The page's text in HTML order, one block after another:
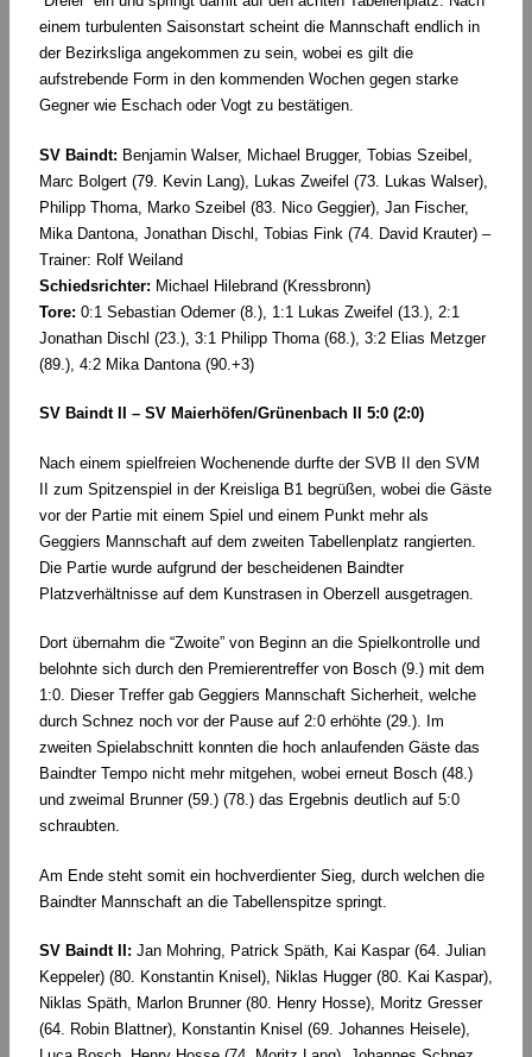
einem turbulenten Saisonstart scheint die Mannschaft endlich in
der Bezirksliga angekommen zu sein, wobei es gilt die
aufstrebende Form in den kommenden Wochen gegen starke
Gegner wie Eschach oder Vogt zu bestätigen.
SV Baindt: Benjamin Walser, Michael Brugger, Tobias Szeibel,
Marc Bolgert (79. Kevin Lang), Lukas Zweifel (73. Lukas Walser),
Philipp Thoma, Marko Szeibel (83. Nico Geggier), Jan Fischer,
Mika Dantona, Jonathan Dischl, Tobias Fink (74. David Krauter) –
Trainer: Rolf Weiland
Schiedsrichter: Michael Hilebrand (Kressbronn)
Tore: 0:1 Sebastian Odemer (8.), 1:1 Lukas Zweifel (13.), 2:1
Jonathan Dischl (23.), 3:1 Philipp Thoma (68.), 3:2 Elias Metzger
(89.), 4:2 Mika Dantona (90.+3)
SV Baindt II – SV Maierhöfen/Grünenbach II 5:0 (2:0)
Nach einem spielfreien Wochenende durfte der SVB II den SVM
II zum Spitzenspiel in der Kreisliga B1 begrüßen, wobei die Gäste
vor der Partie mit einem Spiel und einem Punkt mehr als
Geggiers Mannschaft auf dem zweiten Tabellenplatz rangierten.
Die Partie wurde aufgrund der bescheidenen Baindter
Platzverhältnisse auf dem Kunstrasen in Oberzell ausgetragen.
Dort übernahm die “Zwoite” von Beginn an die Spielkontrolle und
belohnte sich durch den Premierentreffer von Bosch (9.) mit dem
1:0. Dieser Treffer gab Geggiers Mannschaft Sicherheit, welche
durch Schnez noch vor der Pause auf 2:0 erhöhte (29.). Im
zweiten Spielabschnitt konnten die hoch anlaufenden Gäste das
Baindter Tempo nicht mehr mitgehen, wobei erneut Bosch (48.)
und zweimal Brunner (59.) (78.) das Ergebnis deutlich auf 5:0
schraubten.
Am Ende steht somit ein hochverdienter Sieg, durch welchen die
Baindter Mannschaft an die Tabellenspitze springt.
SV Baindt II: Jan Mohring, Patrick Späth, Kai Kaspar (64. Julian
Keppeler) (80. Konstantin Knisel), Niklas Hugger (80. Kai Kaspar),
Niklas Späth, Marlon Brunner (80. Henry Hosse), Moritz Gresser
(64. Robin Blattner), Konstantin Knisel (69. Johannes Heisele),